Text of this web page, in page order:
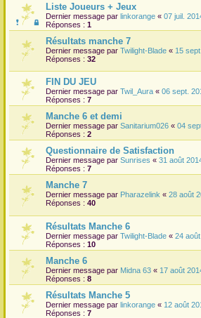
Liste Joueurs + Jeux
Dernier message par linkorange « 07 juil.
Réponses : 1
Résultats manche 7
Dernier message par Twilight-Blade « 15
Réponses : 32
FIN DU JEU
Dernier message par Twil_Aura « 06 sept.
Réponses : 7
Manche 6 et demi
Dernier message par Sanitarium026 « 04
Réponses : 2
Questionnaire de Satisfaction
Dernier message par Sunrises « 31 août
Réponses : 7
Manche 7
Dernier message par Pharazelink « 28 août
Réponses : 40
Résultats Manche 6
Dernier message par Twilight-Blade « 24
Réponses : 10
Manche 6
Dernier message par Midna 63 « 17 août
Réponses : 8
Résultats Manche 5
Dernier message par linkorange « 12 août
Réponses : 7